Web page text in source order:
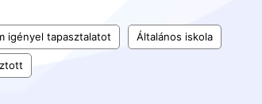
igényel tapasztalatot Általános iskola